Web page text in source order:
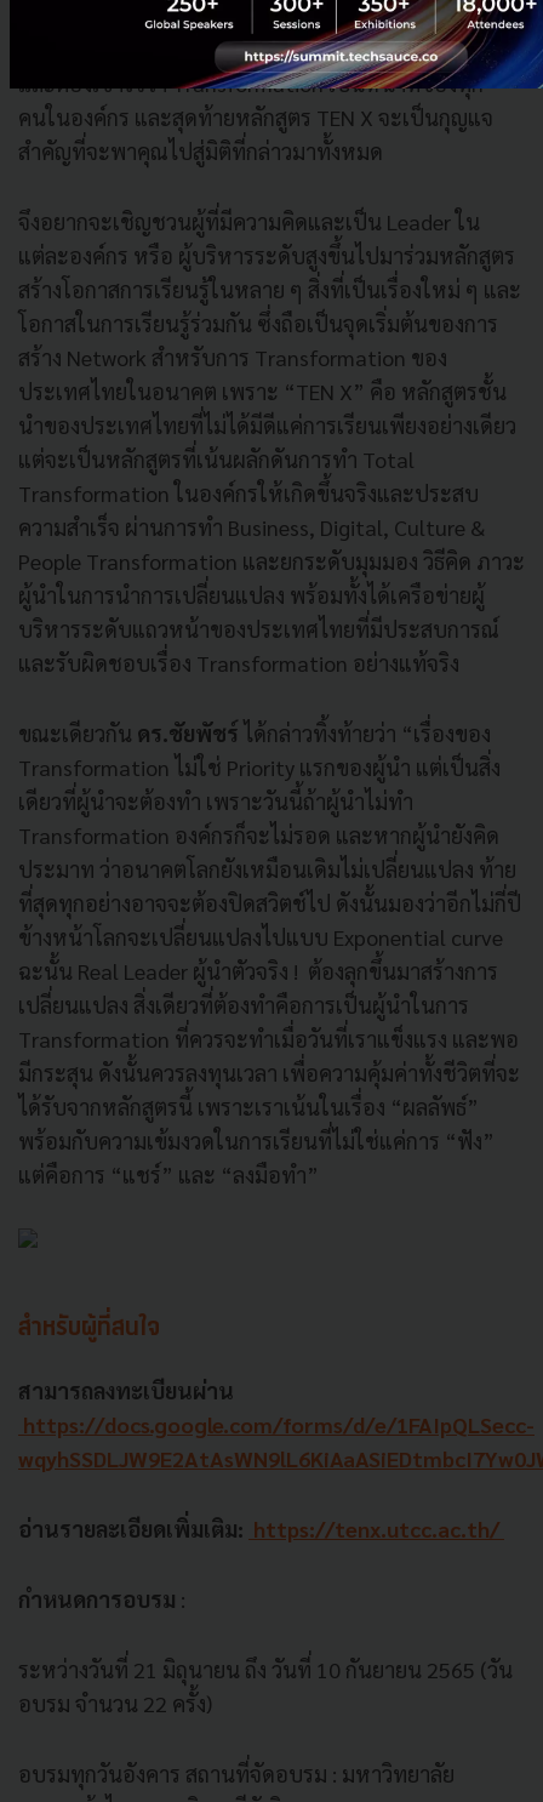
อย่างไรก็ตามต้องตระหนักเสมอว่า Transformation คือ
ภารกิจของ Leader ที่ไม่ใช่หน่วยงานใดหน่วยงานหนึ่ง
และต้องเข้าใจว่า Transformation เป็นหน้าที่ของทุก
คนในองค์กร และสุดท้ายหลักสูตร TEN X จะเป็นกุญแจ
สำคัญที่จะพาคุณไปสู่มิติที่กล่าวมาทั้งหมด
จึงอยากจะเชิญชวนผู้ที่มีความคิดและเป็น Leader ใน
แต่ละองค์กร หรือ ผู้บริหารระดับสูงขึ้นไปมาร่วมหลักสูตร
สร้างโอกาสการเรียนรู้ในหลาย ๆ สิ่งที่เป็นเรื่องใหม่ ๆ และ
โอกาสในการเรียนรู้ร่วมกัน ซึ่งถือเป็นจุดเริ่มต้นของการ
สร้าง Network สำหรับการ Transformation ของ
ประเทศไทยในอนาคต เพราะ “TEN X” คือ หลักสูตรชั้น
นำของประเทศไทยที่ไม่ได้มีดีแค่การเรียนเพียงอย่างเดียว
แต่จะเป็นหลักสูตรที่เน้นผลักดันการทำ Total
Transformation ในองค์กรให้เกิดขึ้นจริงและประสบ
ความสำเร็จ ผ่านการทำ Business, Digital, Culture &
People Transformation และยกระดับมุมมอง วิธีคิด ภาวะ
ผู้นำในการนำการเปลี่ยนแปลง พร้อมทั้งได้เครือข่ายผู้
บริหารระดับแถวหน้าของประเทศไทยที่มีประสบการณ์
และรับผิดชอบเรื่อง Transformation อย่างแท้จริง
ขณะเดียวกัน ดร.ชัยพัชร์ ได้กล่าวทิ้งท้ายว่า “เรื่องของ
Transformation ไม่ใช่ Priority แรกของผู้นำ แต่เป็นสิ่ง
เดียวที่ผู้นำจะต้องทำ เพราะวันนี้ถ้าผู้นำไม่ทำ
Transformation องค์กรก็จะไม่รอด และหากผู้นำยังคิด
ประมาท ว่าอนาคตโลกยังเหมือนเดิมไม่เปลี่ยนแปลง ท้าย
ที่สุดทุกอย่างอาจจะต้องปิดสวิตช์ไป ดังนั้นมองว่าอีกไม่กี่ปี
ข้างหน้าโลกจะเปลี่ยนแปลงไปแบบ Exponential curve
ฉะนั้น Real Leader ผู้นำตัวจริง ! ต้องลุกขึ้นมาสร้างการ
เปลี่ยนแปลง สิ่งเดียวที่ต้องทำคือการเป็นผู้นำในการ
Transformation ที่ควรจะทำเมื่อวันที่เราแข็งแรง และพอ
มีกระสุน ดังนั้นควรลงทุนเวลา เพื่อความคุ้มค่าทั้งชีวิตที่จะ
ได้รับจากหลักสูตรนี้ เพราะเราเน้นในเรื่อง “ผลลัพธ์”
พร้อมกับความเข้มงวดในการเรียนที่ไม่ใช่แค่การ “ฟัง”
แต่คือการ “แชร์” และ “ลงมือทำ”
สำหรับผู้ที่สนใจ
สามารถลงทะเบียนผ่าน
https://docs.google.com/forms/d/e/1FAIpQLSecc-
อ่านรายละเอียดเพิ่มเติม: https://tenx.utcc.ac.th/
กำหนดการอบรม :
ระหว่างวันที่ 21 มิถุนายน ถึง วันที่ 10 กันยายน 2565 (วัน
อบรม จำนวน 22 ครั้ง)
อบรมทุกวันอังคาร สถานที่จัดอบรม : มหาวิทยาลัย